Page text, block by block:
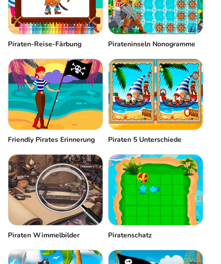
Piraten-Reise-Färbung Pirateninseln Nonogramme
Friendly Pirates Erinnerung Piraten 5 Unterschiede
Piraten Wimmelbilder Piratenschatz